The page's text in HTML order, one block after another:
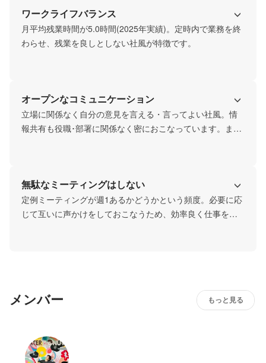
ワークライフバランス
月平均残業時間が5.0時間(2025年実績)。定時内で業務を終
わらせ、残業を良しとしない社風が特徴です。
オープンなコミュニケーション
立場に関係なく自分の意見を言える・言ってよい社風。情
報共有も役職･部署に関係なく密におこなっています。ま
無駄なミーティングはしない
定例ミーティングが週1あるかどうかという頻度。必要に応
じて互いに声かけをしておこなうため、効率良く仕事を進
メンバー もっと見る